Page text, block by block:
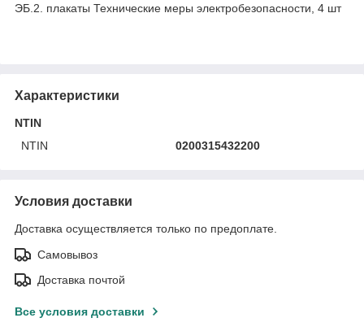
ЭБ.2. плакаты Технические меры электробезопасности, 4 шт
Характеристики
NTIN
NTIN
0200315432200
Условия доставки
Доставка осуществляется только по предоплате.
Самовывоз
Доставка почтой
Все условия доставки